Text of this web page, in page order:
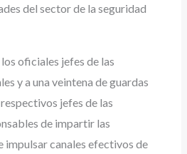
del sector de la seguridad
oficiales jefes de las
y a una veintena de guardas
jefes de las
de impartir las
impulsar canales efectivos de